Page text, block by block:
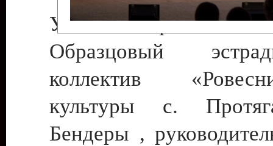
Участники фестиваля:
Образцовый
коллектив
культуры с.
Бендеры ,